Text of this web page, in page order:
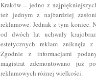
Kraków – jedno z
też jednym z najbardziej
reklamowe. Jednak z tym koniec.
od dwóch lat uchwały
estetycznych reklam zniknęła
Zgodnie z informacjami
magistrat zdemontowano już
reklamowych różnej wielkości.